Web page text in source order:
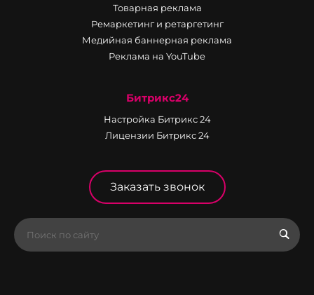
Товарная реклама
Ремаркетинг и ретаргетинг
Медийная баннерная реклама
Реклама на YouTube
Битрикс24
Настройка Битрикс 24
Лицензии Битрикс 24
Заказать звонок